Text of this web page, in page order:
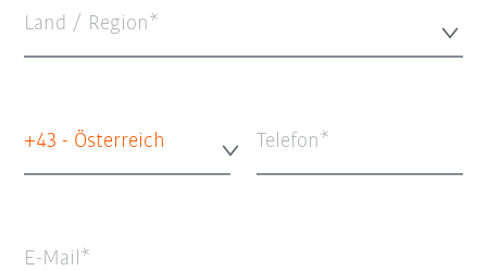
Land / Region*
+43 - Österreich Telefon
E-Mail